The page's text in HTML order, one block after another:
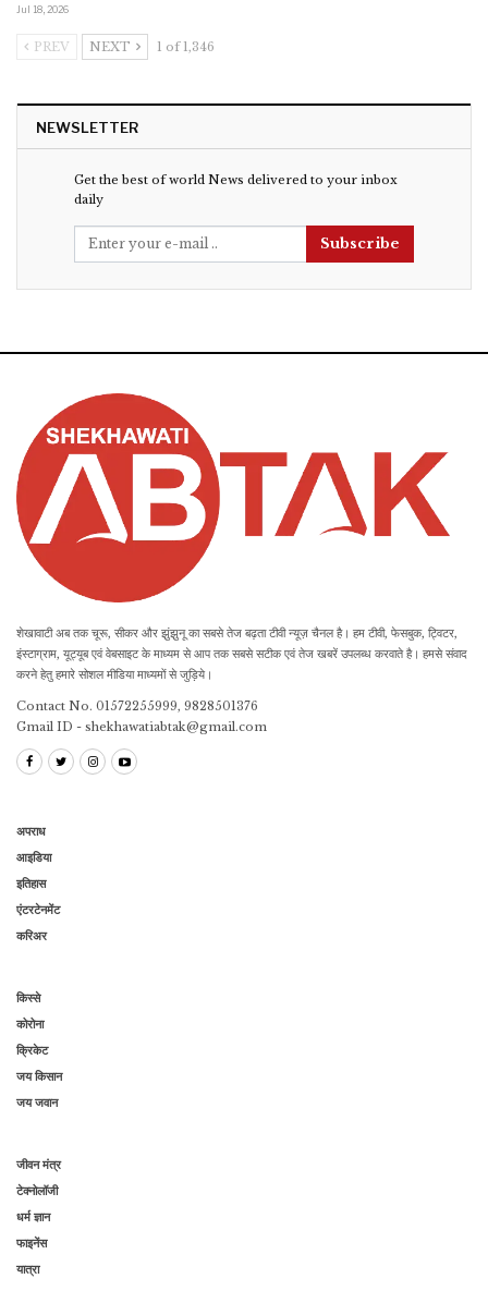
Jul 18, 2026
PREV NEXT 1 of 1,346
NEWSLETTER
Get the best of world News delivered to your inbox
daily
Subscribe
शेखावाटी अब तक चूरू, सीकर और झुंझुनू का सबसे तेज बढ़ता टीवी न्यूज़ चैनल है। हम टीवी, फेसबुक, ट्विटर,
इंस्टाग्राम, यूट्यूब एवं वेबसाइट के माध्यम से आप तक सबसे सटीक एवं तेज खबरें उपलब्ध करवाते है। हमसे संवाद
करने हेतु हमारे सोशल मीडिया माध्यमों से जुड़िये।
Contact No. 01572255999, 9828501376
Gmail ID - shekhawatiabtak@gmail.com
अपराध
आइडिया
इतिहास
एंटरटेनमेंट
करिअर
किस्से
कोरोना
क्रिकेट
जय किसान
जय जवान
जीवन मंत्र
टेक्नोलॉजी
धर्म ज्ञान
फाइनेंस
यात्रा